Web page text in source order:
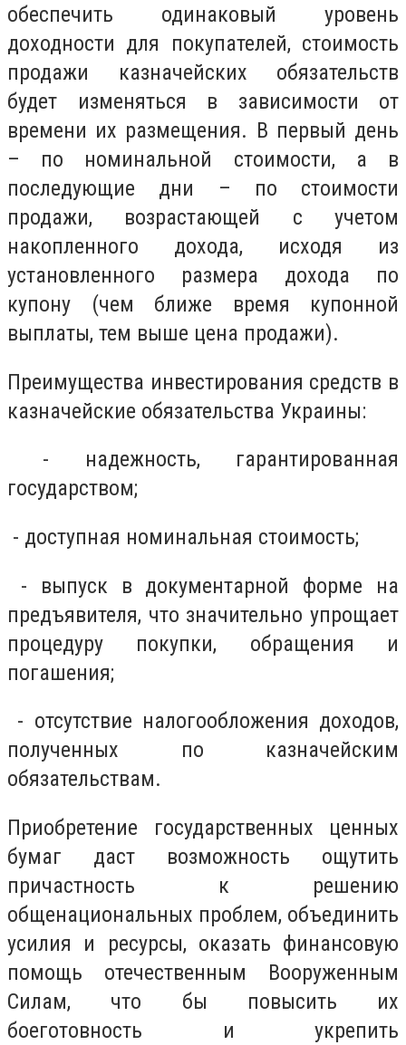
обеспечить одинаковый уровень
доходности для покупателей, стоимость
продажи казначейских обязательств
будет изменяться в зависимости от
времени их размещения. В первый день
– по номинальной стоимости, а в
последующие дни – по стоимости
продажи, возрастающей с учетом
накопленного дохода, исходя из
установленного размера дохода по
купону (чем ближе время купонной
выплаты, тем выше цена продажи).
Преимущества инвестирования средств в
казначейские обязательства Украины:
- надежность, гарантированная
государством;
- доступная номинальная стоимость;
- выпуск в документарной форме на
предъявителя, что значительно упрощает
процедуру покупки, обращения и
погашения;
- отсутствие налогообложения доходов,
полученных по казначейским
обязательствам.
Приобретение государственных ценных
бумаг даст возможность ощутить
причастность к решению
общенациональных проблем, объединить
усилия и ресурсы, оказать финансовую
помощь отечественным Вооруженным
Силам, что бы повысить их
боеготовность и укрепить